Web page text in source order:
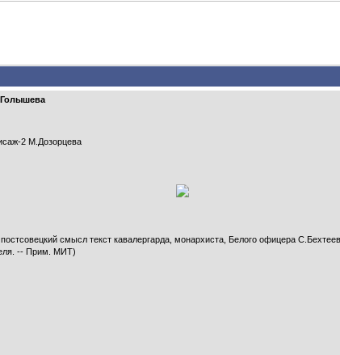
2 М.Дозорцева
смысл текст кавалергарда, монархиста, Белого офицера
-- Прим. МИТ)